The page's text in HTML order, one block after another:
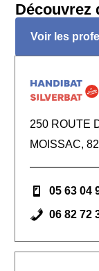
Découvrez
Voir les
250 ROUTE
MOISSAC,
05 63 04
06 82 72